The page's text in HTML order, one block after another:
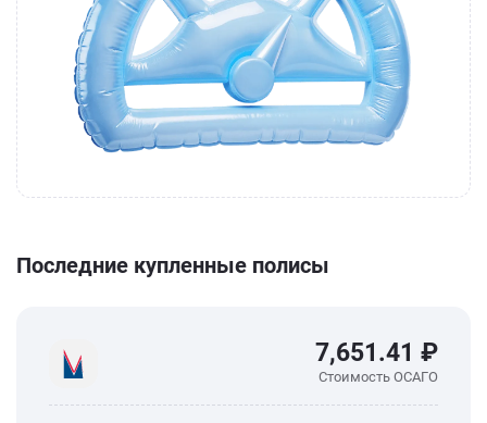
Последние купленные полисы
7,651.41 ₽
Стоимость ОСАГО